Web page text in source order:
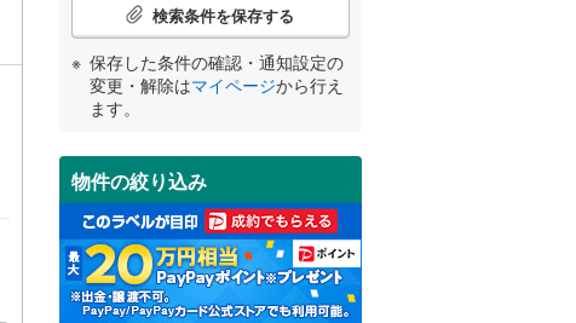
条
件
受
け
取
る
・
条
件
検索条件を保存する
保存した条件の確認・通知設定の
変更・解除はマイページから行え
ます。
物件の絞り込み